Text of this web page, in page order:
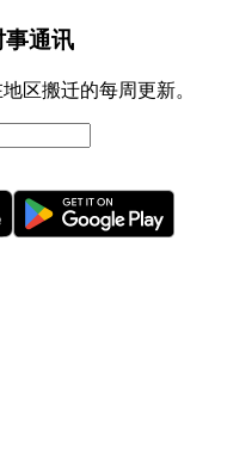
事通讯
区搬迁的每周更新。